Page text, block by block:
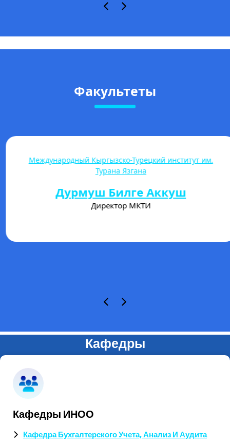
Факультеты
Международный Кыргызско-Турецкий институт им.
Турана Язгана
Дурмуш Билге Аккуш
Директор МКТИ
Кафедры
Кафедры ИНОО
Кафедра Бухгалтерского Учета, Анализ И Аудита